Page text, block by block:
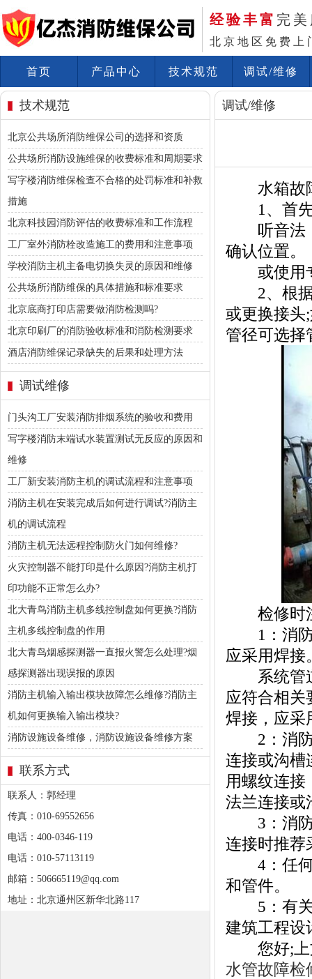
经验丰富 完
北京地区免费上
首页 产品中心 技术规范 调试/维修
技术规范
北京公共场所消防维保公司的选择和资质
公共场所消防设施维保的收费标准和周期要求
写字楼消防维保检查不合格的处罚标准和补救
措施
北京科技园消防评估的收费标准和工作流程
工厂室外消防栓改造施工的费用和注意事项
学校消防主机主备电切换失灵的原因和维修
公共场所消防维保的具体措施和标准要求
北京底商打印店需要做消防检测吗?
北京印刷厂的消防验收标准和消防检测要求
酒店消防维保记录缺失的后果和处理方法
调试维修
门头沟工厂安装消防排烟系统的验收和费用
写字楼消防末端试水装置测试无反应的原因和
维修
工厂新安装消防主机的调试流程和注意事项
消防主机在安装完成后如何进行调试?消防主
机的调试流程
消防主机无法远程控制防火门如何维修?
火灾控制器不能打印是什么原因?消防主机打
印功能不正常怎么办?
北大青鸟消防主机多线控制盘如何更换?消防
主机多线控制盘的作用
北大青鸟烟感探测器一直报火警怎么处理?烟
感探测器出现误报的原因
消防主机输入输出模块故障怎么维修?消防主
机如何更换输入输出模块?
消防设施设备维修，消防设施设备维修方案
联系方式
联系人：郭经理
传真：010-69552656
电话：400-0346-119
电话：010-57113119
邮箱：506665119@qq.com
地址：北京通州区新华北路117
调试/维修
水箱故
1、首先
听音法：
确认位置。
或使用专
2、根据
或更换接头
管径可选择
检修时
1：消防
应采用焊接
系统管道
应符合相关
焊接，应采
2：消防
连接或沟槽
用螺纹连接
法兰连接或
3：消防
连接时推荐
4：任何
和管件。
5：有关
建筑工程设
您好;上文
水管故障检